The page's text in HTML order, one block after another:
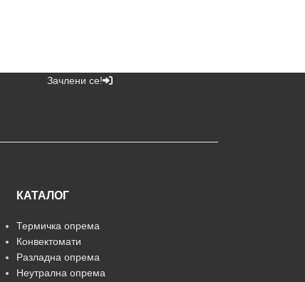
Зачлени се!
КАТАЛОГ
Термичка опрема
Конвектомати
Разладна опрема
Неутрална опрема